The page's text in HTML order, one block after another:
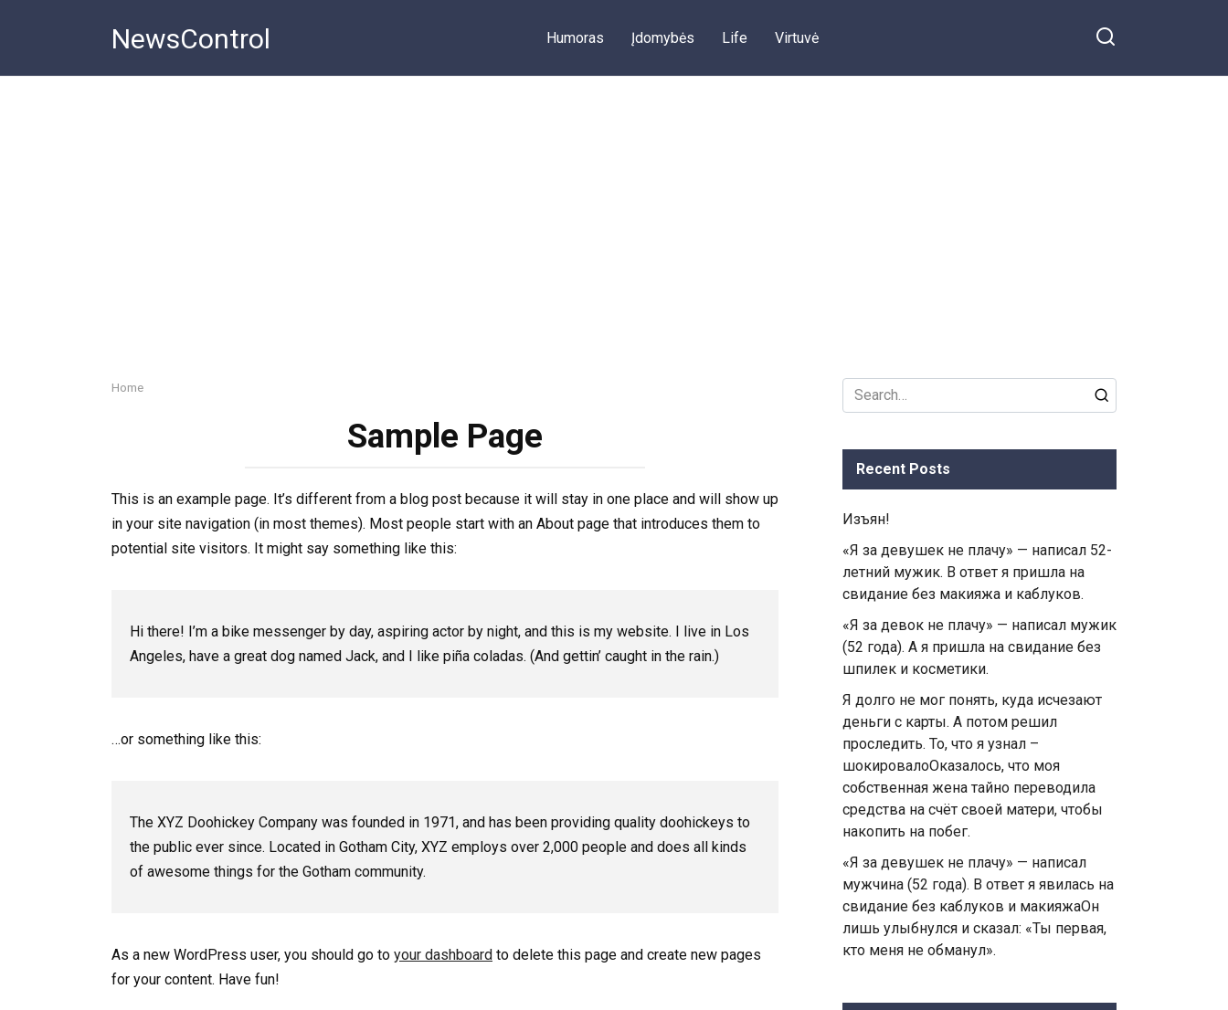
NewsControl Humoras Įdomybės Life Virtuvė
Home
Sample Page
This is an example page. It’s different from a blog post because it will stay in one place and will show up
in your site navigation (in most themes). Most people start with an About page that introduces them to
potential site visitors. It might say something like this:
Hi there! I’m a bike messenger by day, aspiring actor by night, and this is my website. I live in Los
Angeles, have a great dog named Jack, and I like piña coladas. (And gettin’ caught in the rain.)
…or something like this:
The XYZ Doohickey Company was founded in 1971, and has been providing quality doohickeys to
the public ever since. Located in Gotham City, XYZ employs over 2,000 people and does all kinds
of awesome things for the Gotham community.
As a new WordPress user, you should go to your dashboard to delete this page and create new pages
for your content. Have fun!
Search
for:
Recent Posts
Изъян!
«Я за девушек не плачу» — написал 52-
летний мужик. В ответ я пришла на
свидание без макияжа и каблуков.
«Я за девок не плачу» — написал мужик
(52 года). А я пришла на свидание без
шпилек и косметики.
Я долго не мог понять, куда исчезают
деньги с карты. А потом решил
проследить. То, что я узнал –
шокировалоОказалось, что моя
собственная жена тайно переводила
средства на счёт своей матери, чтобы
накопить на побег.
«Я за девушек не плачу» — написал
мужчина (52 года). В ответ я явилась на
свидание без каблуков и макияжаОн
лишь улыбнулся и сказал: «Ты первая,
кто меня не обманул».